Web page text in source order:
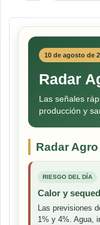
10 de agosto de
Radar
Las señales
producción y
Radar
RIESGO DEL DÍA
Calor y
Las previsiones
1% y 4%. Agua,